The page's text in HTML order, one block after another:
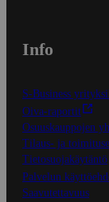
Info
S-Business
Oiva-raportit
Osuuskauppojen
Tilaus- ja
Tietosuojakäytäntö
Palvelun
Saavutettavuus